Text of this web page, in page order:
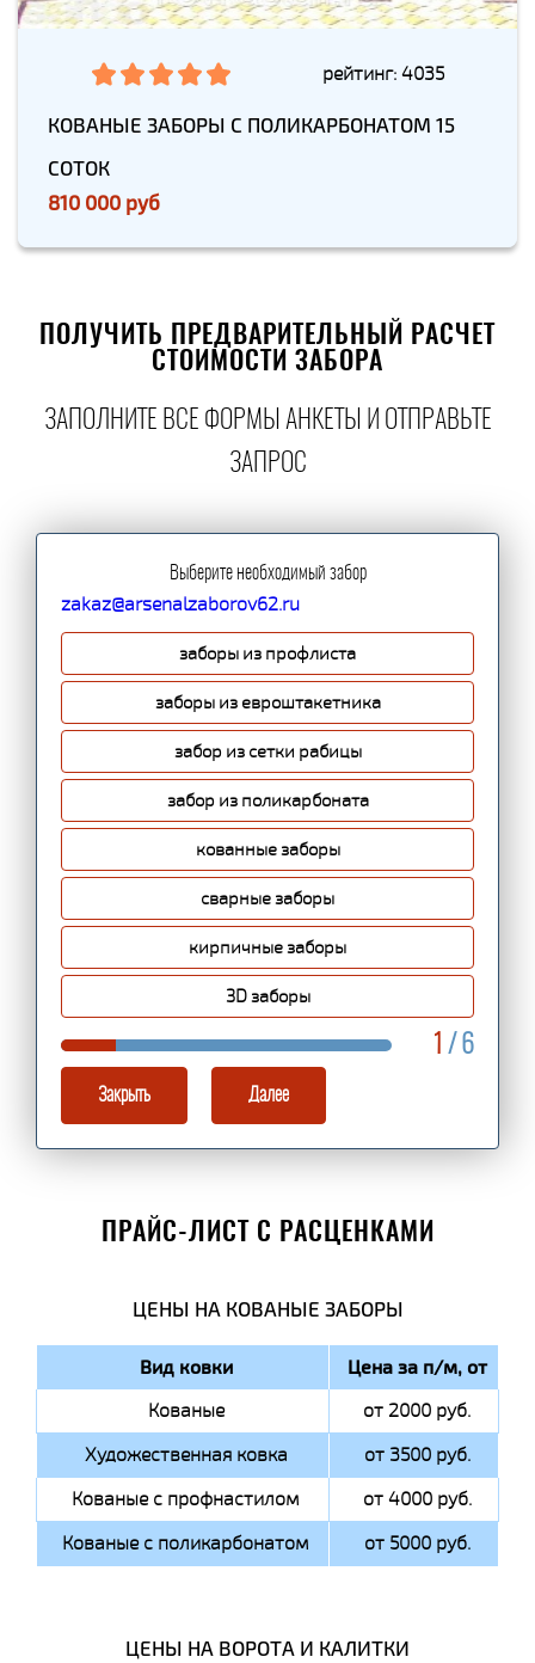
рейтинг: 4035
КОВАНЫЕ ЗАБОРЫ С ПОЛИКАРБОНАТОМ 15
СОТОК
810 000 руб
ПОЛУЧИТЬ ПРЕДВАРИТЕЛЬНЫЙ РАСЧЕТ
СТОИМОСТИ ЗАБОРА
ЗАПОЛНИТЕ ВСЕ ФОРМЫ АНКЕТЫ И ОТПРАВЬТЕ
ЗАПРОС
Выберите необходимый забор
zakaz@arsenalzaborov62.ru
заборы из профлиста
заборы из евроштакетника
забор из сетки рабицы
забор из поликарбоната
кованные заборы
сварные заборы
кирпичные заборы
3D заборы
1 / 6
Закрыть Далее
ПРАЙС-ЛИСТ С РАСЦЕНКАМИ
ЦЕНЫ НА КОВАНЫЕ ЗАБОРЫ
Вид ковки Цена за п/м, от
Кованые
от 2000 руб.
Художественная ковка
от 3500 руб.
Кованые с профнастилом
от 4000 руб.
Кованые с поликарбонатом
от 5000 руб.
ЦЕНЫ НА ВОРОТА И КАЛИТКИ